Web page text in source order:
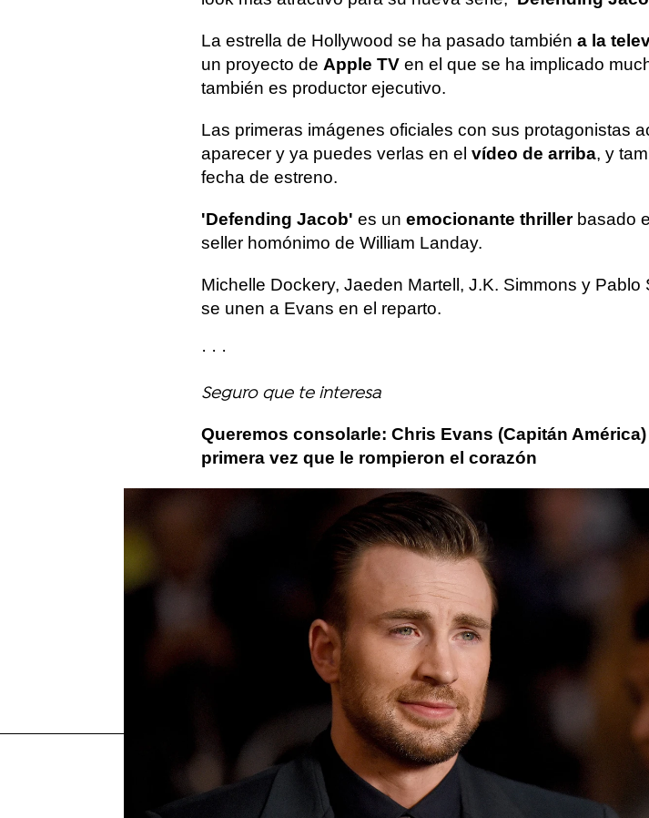
La estrella de Hollywood se ha pasado también a la
un proyecto de Apple TV en el que se ha implicado
también es productor ejecutivo.
Las primeras imágenes oficiales con sus protagonistas
aparecer y ya puedes verlas en el vídeo de arriba, y
fecha de estreno.
'Defending Jacob' es un emocionante thriller basado
seller homónimo de William Landay.
Michelle Dockery, Jaeden Martell, J.K. Simmons y Pablo
se unen a Evans en el reparto.
· · ·
Seguro que te interesa
Queremos consolarle: Chris Evans (Capitán
primera vez que le rompieron el corazón
Más sobre este tema:
Capitán América